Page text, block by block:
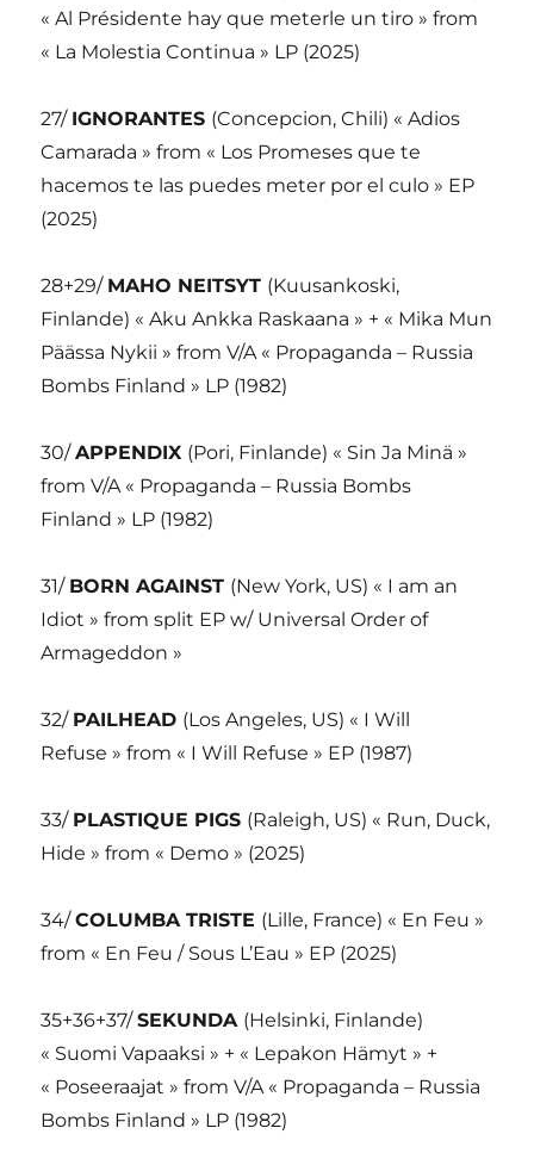
« Al Présidente hay que meterle un tiro » from
« La Molestia Continua » LP (2025)
27/ IGNORANTES (Concepcion, Chili) « Adios
Camarada » from « Los Promeses que te
hacemos te las puedes meter por el culo » EP
(2025)
28+29/ MAHO NEITSYT (Kuusankoski,
Finlande) « Aku Ankka Raskaana » + « Mika Mun
Päässa Nykii » from V/A « Propaganda – Russia
Bombs Finland » LP (1982)
30/APPENDIX (Pori, Finlande) « Sin Ja Minä »
from V/A « Propaganda – Russia Bombs
Finland » LP (1982)
31/ BORN AGAINST (New York, US) « I am an
Idiot » from split EP w/ Universal Order of
Armageddon »
32/ PAILHEAD (Los Angeles, US) « I Will
Refuse » from « I Will Refuse » EP (1987)
33/ PLASTIQUE PIGS (Raleigh, US) « Run, Duck,
Hide » from « Demo » (2025)
34/COLUMBA TRISTE (Lille, France) « En Feu »
from « En Feu / Sous L’Eau » EP (2025)
35+36+37/SEKUNDA (Helsinki, Finlande)
« Suomi Vapaaksi » + « Lepakon Hämyt » +
« Poseeraajat » from V/A « Propaganda – Russia
Bombs Finland » LP (1982)